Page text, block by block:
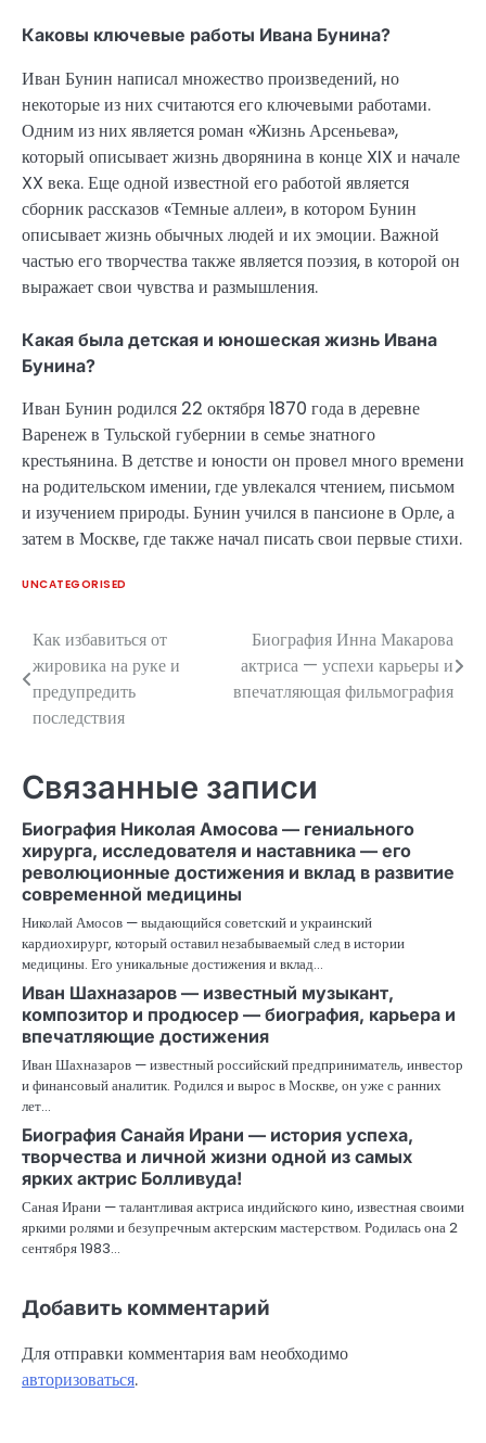
Каковы ключевые работы Ивана Бунина?
Иван Бунин написал множество произведений, но
некоторые из них считаются его ключевыми работами.
Одним из них является роман «Жизнь Арсеньева»,
который описывает жизнь дворянина в конце XIX и начале
XX века. Еще одной известной его работой является
сборник рассказов «Темные аллеи», в котором Бунин
описывает жизнь обычных людей и их эмоции. Важной
частью его творчества также является поэзия, в которой он
выражает свои чувства и размышления.
Какая была детская и юношеская жизнь Ивана
Бунина?
Иван Бунин родился 22 октября 1870 года в деревне
Варенеж в Тульской губернии в семье знатного
крестьянина. В детстве и юности он провел много времени
на родительском имении, где увлекался чтением, письмом
и изучением природы. Бунин учился в пансионе в Орле, а
затем в Москве, где также начал писать свои первые стихи.
UNCATEGORISED
Навигация
по
записям
Как избавиться от
жировика на руке и
предупредить
последствия
Биография Инна Макарова
актриса — успехи карьеры и
впечатляющая фильмография
Связанные записи
Биография Николая Амосова — гениального
хирурга, исследователя и наставника — его
революционные достижения и вклад в развитие
современной медицины
Николай Амосов — выдающийся советский и украинский
кардиохирург, который оставил незабываемый след в истории
медицины. Его уникальные достижения и вклад…
Иван Шахназаров — известный музыкант,
композитор и продюсер — биография, карьера и
впечатляющие достижения
Иван Шахназаров — известный российский предприниматель, инвестор
и финансовый аналитик. Родился и вырос в Москве, он уже с ранних
лет…
Биография Санайя Ирани — история успеха,
творчества и личной жизни одной из самых
ярких актрис Болливуда!
Саная Ирани — талантливая актриса индийского кино, известная своими
яркими ролями и безупречным актерским мастерством. Родилась она 2
сентября 1983…
Добавить комментарий
Для отправки комментария вам необходимо
авторизоваться.